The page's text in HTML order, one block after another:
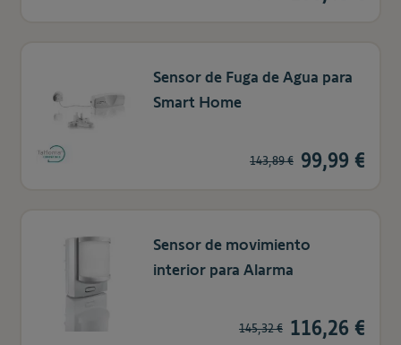
Sensor de Fuga de Agua para
Smart Home
99,99 €
143,89 €
Sensor de movimiento
interior para Alarma
116,26 €
145,32 €